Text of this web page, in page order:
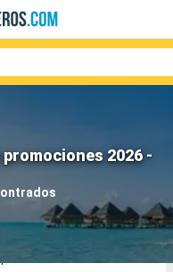
2026 -